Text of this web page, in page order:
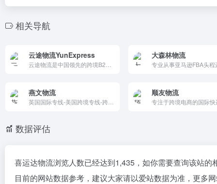
相关导航
云途物流YunExpress 大森林物流
燕文物流 顺友物流
数据评估
喜运达物流浏览人数已经达到1,435，如你需要查询该站的
目前的网站数据参考，建议大家请以爱站数据为准，更多